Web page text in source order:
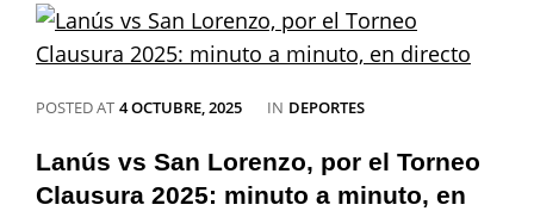
tablas
del
Mundial
20:
eliminado
por
POSTED AT 4 OCTUBRE, 2025 IN CATEGORIES
DEPORTES
Lanús vs San Lorenzo, por el Torneo
Clausura 2025: minuto a minuto, en